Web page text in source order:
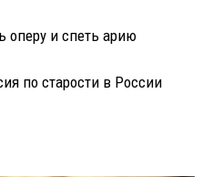
оперу и спеть арию
по старости в России